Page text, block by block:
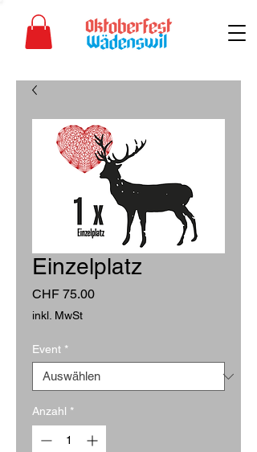
Einzelplatz
CHF 75.00Preis
inkl. MwSt
Event *
Anzahl *